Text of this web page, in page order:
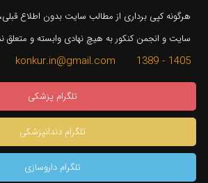
هرگونه کپی برداری از مطالب سایت بدون اطلاع
سایت و انجمن کنکور به هیچ نهادی وابسته و متعلق
1405 - 1389 konkur.in@gmail.com
تلگرام پزشکی
تلگرام دندانپزشکی
تلگرام داروسازی